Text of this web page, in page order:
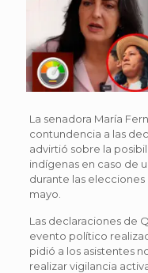
La senadora María
contundencia a las
advirtió sobre la
indígenas en caso de
durante las
mayo.
Las declaraciones de
evento político
pidió a los asistentes
realizar vigilancia